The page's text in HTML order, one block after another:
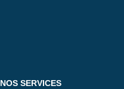
NOS SERVICES